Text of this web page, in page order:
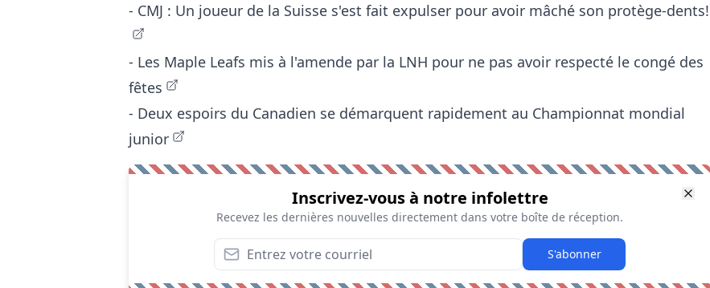
- CMJ : Un joueur de la Suisse s'est fait expulser pour avoir mâché son protège-dents!
- Les Maple Leafs mis à l'amende par la LNH pour ne pas avoir respecté le congé des
fêtes
- Deux espoirs du Canadien se démarquent rapidement au Championnat mondial
junior
Inscrivez-vous à notre infolettre
Recevez les dernières nouvelles directement dans votre boîte de réception.
S'abonner